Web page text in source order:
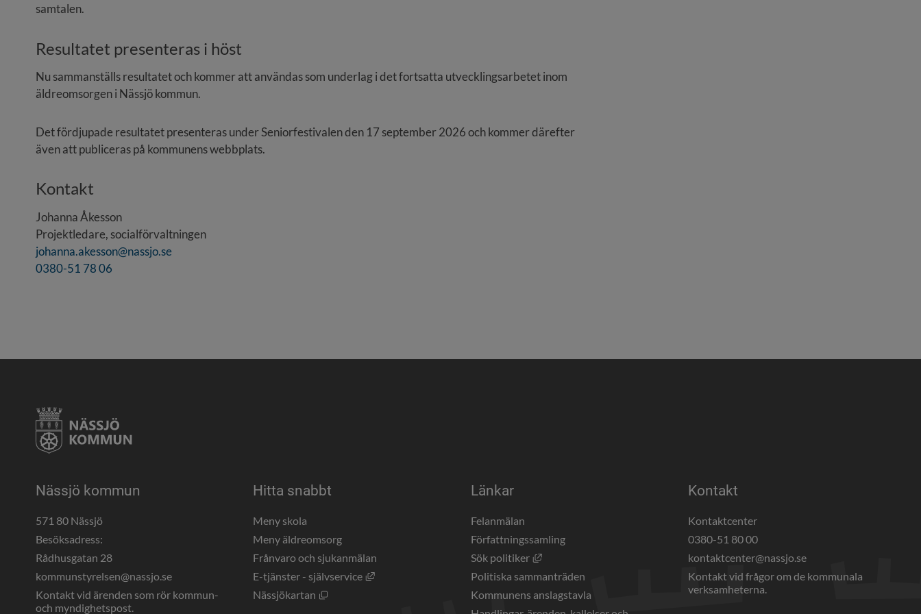
samtalen.
Resultatet presenteras i höst
Nu sammanställs resultatet och kommer att användas som underlag i det fortsatta utvecklingsarbetet inom
äldreomsorgen i Nässjö kommun.
Det fördjupade resultatet presenteras under Seniorfestivalen den 17 september 2026 och kommer därefter
även att publiceras på kommunens webbplats.
Kontakt
Johanna Åkesson
Projektledare, socialförvaltningen
johanna.akesson@nassjo.se
0380-51 78 06
Nässjö kommun
571 80 Nässjö
Besöksadress:
Rådhusgatan 28
kommunstyrelsen@nassjo.se
Kontakt vid ärenden som rör kommun-
och myndighetspost.
Hitta snabbt
Meny skola
Meny äldreomsorg
Frånvaro och sjukanmälan
E-tjänster - självservice
Länk till annan webbplats, öppnas i nytt fönster.
Nässjökartan
Länkar
Felanmälan
Författningssamling
Sök politiker
Länk till annan webbplats, öppnas i nytt fönster.
Politiska sammanträden
Kommunens anslagstavla
Kontakt
Kontaktcenter
0380-51 80 00
kontaktcenter@nassjo.se
Kontakt vid frågor om de kommunala
verksamheterna.